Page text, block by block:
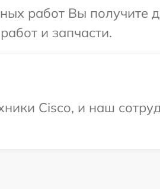
работ Вы получите
и запчасти.
Cisco, и наш